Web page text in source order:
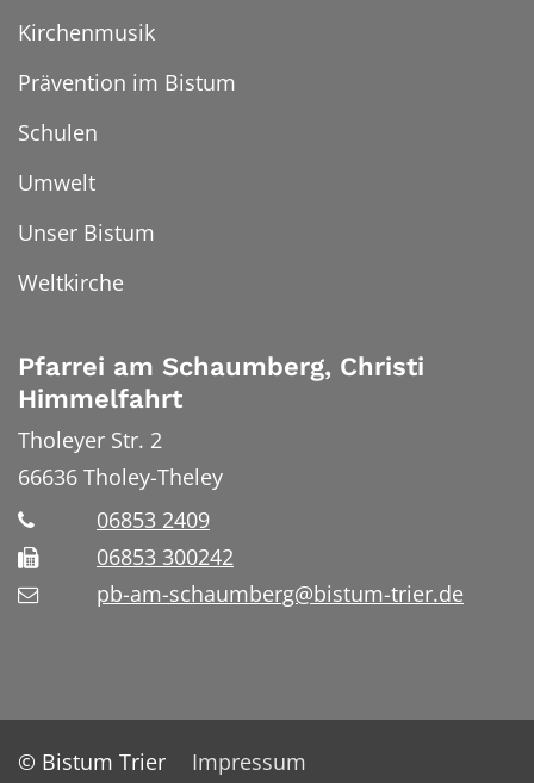
Kirchenmusik
Prävention im Bistum
Schulen
Umwelt
Unser Bistum
Weltkirche
Pfarrei am Schaumberg, Christi
Himmelfahrt
Tholeyer Str. 2
66636 Tholey-Theley
06853 2409
06853 300242
pb-am-schaumberg@bistum-trier.de
© Bistum Trier Impressum